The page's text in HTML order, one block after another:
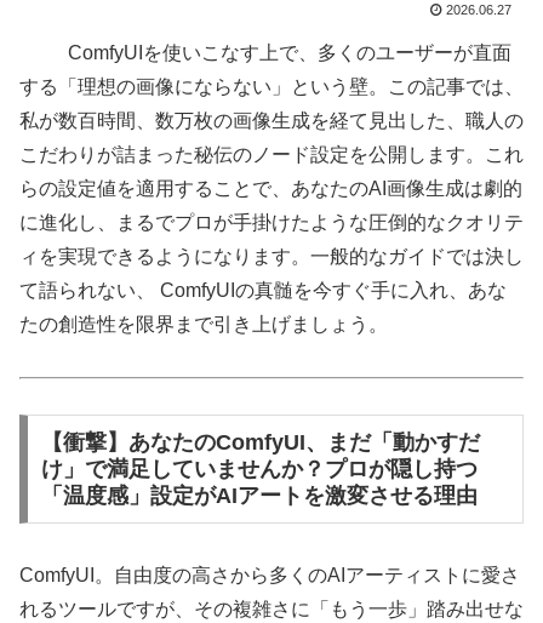
2026.06.27
ComfyUIを使いこなす上で、多くのユーザーが直面
する「理想の画像にならない」という壁。この記事では、
私が数百時間、数万枚の画像生成を経て見出した、職人の
こだわりが詰まった秘伝のノード設定を公開します。これ
らの設定値を適用することで、あなたのAI画像生成は劇的
に進化し、まるでプロが手掛けたような圧倒的なクオリテ
ィを実現できるようになります。一般的なガイドでは決し
て語られない、 ComfyUIの真髄を今すぐ手に入れ、あな
たの創造性を限界まで引き上げましょう。
【衝撃】あなたのComfyUI、まだ「動かすだ
け」で満足していませんか？プロが隠し持つ
「温度感」設定がAIアートを激変させる理由
ComfyUI。自由度の高さから多くのAIアーティストに愛さ
れるツールですが、その複雑さに「もう一歩」踏み出せな